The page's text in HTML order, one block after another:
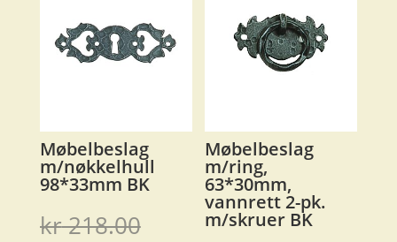
Møbelbeslag
m/nøkkelhull
98*33mm BK
kr218.00Opprinnelig
Møbelbeslag
m/ring,
63*30mm,
vannrett 2-pk.
m/skruer BK